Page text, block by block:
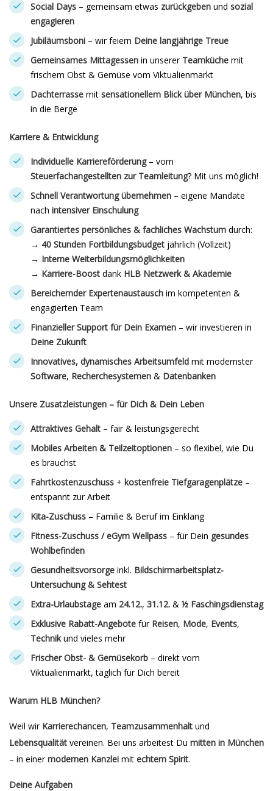
Social Days – gemeinsam etwas zurückgeben und sozial
engagieren
Jubiläumsboni – wir feiern Deine langjährige Treue
Gemeinsames Mittagessen in unserer Teamküche mit
frischem Obst & Gemüse vom Viktualienmarkt
Dachterrasse mit sensationellem Blick über München, bis
in die Berge
Karriere & Entwicklung
Individuelle Karriereförderung– vom
Steuerfachangestellten zur Teamleitung? Mit uns möglich!
Schnell Verantwortung übernehmen – eigene Mandate
nach intensiver Einschulung
Garantiertes persönliches & fachliches Wachstum durch:
→ 40 Stunden Fortbildungsbudget jährlich (Vollzeit)
→ Interne Weiterbildungsmöglichkeiten
→ Karriere-Boost dank HLB Netzwerk & Akademie
Bereichernder Expertenaustausch im kompetenten &
engagierten Team
Finanzieller Support für Dein Examen – wir investieren in
Deine Zukunft
Innovatives, dynamisches Arbeitsumfeld mit modernster
Software, Recherchesystemen & Datenbanken
Unsere Zusatzleistungen – für Dich & Dein Leben
Attraktives Gehalt – fair & leistungsgerecht
Mobiles Arbeiten & Teilzeitoptionen – so flexibel, wie Du
es brauchst
Fahrtkostenzuschuss + kostenfreie Tiefgaragenplätze –
entspannt zur Arbeit
Kita-Zuschuss – Familie & Beruf im Einklang
Fitness-Zuschuss / eGym Wellpass – für Dein gesundes
Wohlbefinden
Gesundheitsvorsorge inkl. Bildschirmarbeitsplatz-
Untersuchung & Sehtest
Extra-Urlaubstage am 24.12., 31.12. & ½ Faschingsdienstag
Exklusive Rabatt-Angebote für Reisen, Mode, Events,
Technikund vieles mehr
Frischer Obst- & Gemüsekorb – direkt vom
Viktualienmarkt, täglich für Dich bereit
Warum HLB München?
Weil wir Karrierechancen, Teamzusammenhalt und
Lebensqualität vereinen. Bei uns arbeitest Du mitten in München
– in einermodernen Kanzlei mit echtem Spirit.
Deine Aufgaben